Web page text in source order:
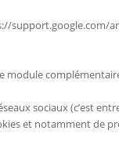
support.google.com/
module
sociaux (c’est entre
et notamment de